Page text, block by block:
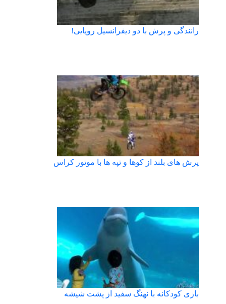
رانندگی و پرش با دو دیفرانسیل رویایی!
پرش های بلند از کوها و تپه ها با موتور کراس
بازی کودکانه با نهنگ سفید از پشت شیشه